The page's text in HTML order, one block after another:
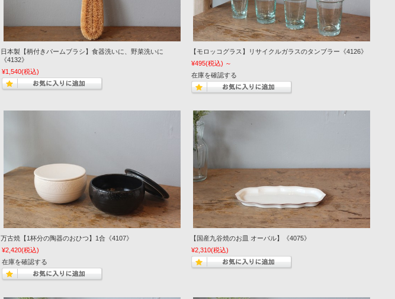
日本製【柄付きパームブラシ】食器洗いに、野菜洗いに
《4132》
¥1,540(税込)
【モロッコグラス】リサイクルガラスのタンブラー《4126》
¥495(税込) ～
在庫を確認する
万古焼【1杯分の陶器のおひつ】1合《4107》
¥2,420(税込)
在庫を確認する
【国産九谷焼のお皿 オーバル】《4075》
¥2,310(税込)